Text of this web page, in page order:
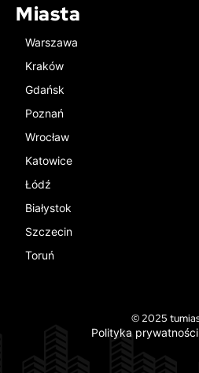
Miasta
Warszawa
Kraków
Gdańsk
Poznań
Wrocław
Katowice
Łódź
Białystok
Szczecin
Toruń
© 2025
Polityka prywatności